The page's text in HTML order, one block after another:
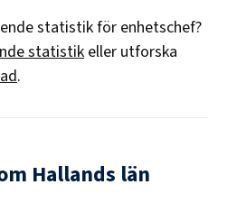
statistik för enhetschef?
statistik eller utforska
.
Hallands län